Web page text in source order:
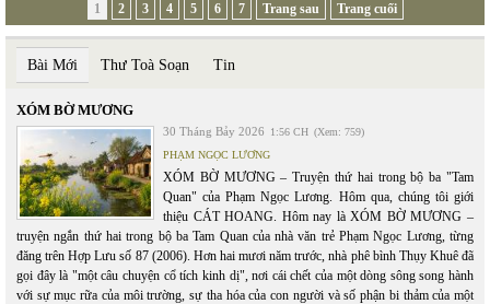
1 2 3 4 5 6 7 Trang sau Trang cuối
Bài Mới Thư Toà Soạn Tin
XÓM BỜ MƯƠNG
30 Tháng Bảy 2026 1:56 CH (Xem: 759)
PHẠM NGỌC LƯƠNG
XÓM BỜ MƯƠNG – Truyện thứ hai trong bộ ba "Tam
Quan" của Phạm Ngọc Lương. Hôm qua, chúng tôi giới
thiệu CÁT HOANG. Hôm nay là XÓM BỜ MƯƠNG –
truyện ngắn thứ hai trong bộ ba Tam Quan của nhà văn trẻ Phạm Ngọc Lương, từng
đăng trên Hợp Lưu số 87 (2006). Hơn hai mươi năm trước, nhà phê bình Thụy Khuê đã
gọi đây là "một câu chuyện cổ tích kinh dị", nơi cái chết của một dòng sông song hành
với sự mục rữa của môi trường, sự tha hóa của con người và số phận bi thảm của một